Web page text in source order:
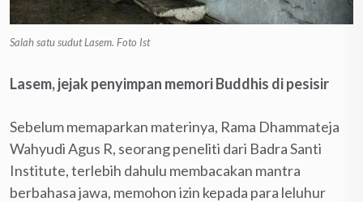
Salah satu sudut Lasem. Foto Ist
Lasem, jejak penyimpan memori Buddhis di pesisir
Sebelum memaparkan materinya, Rama Dhammateja
Wahyudi Agus R, seorang peneliti dari Badra Santi
Institute, terlebih dahulu membacakan mantra
berbahasa jawa, memohon izin kepada para leluhur